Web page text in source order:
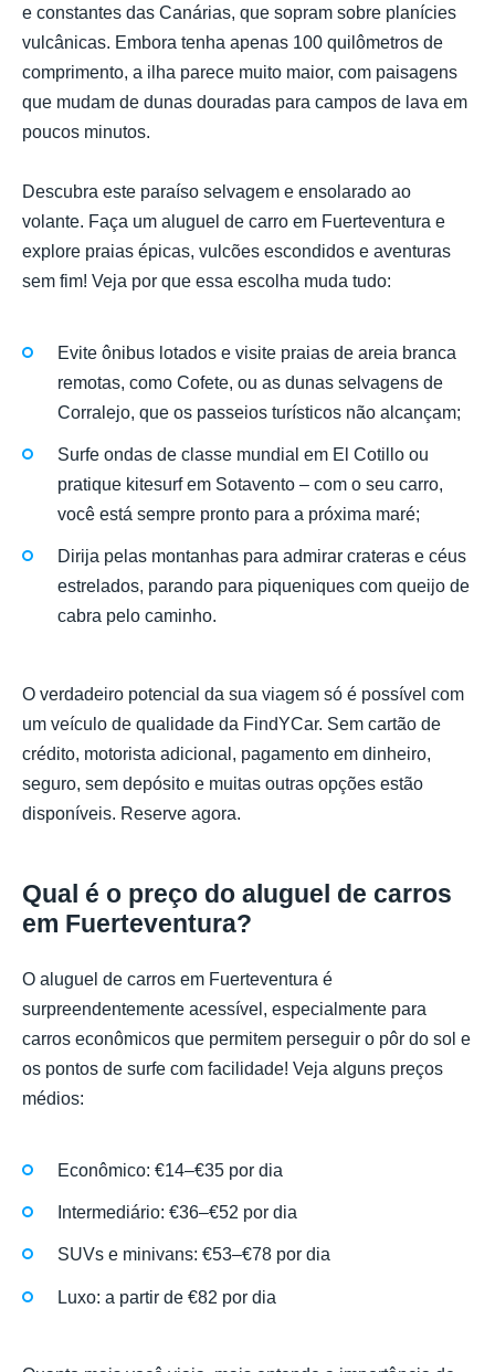
e constantes das Canárias, que sopram sobre planícies
vulcânicas. Embora tenha apenas 100 quilômetros de
comprimento, a ilha parece muito maior, com paisagens
que mudam de dunas douradas para campos de lava em
poucos minutos.
Descubra este paraíso selvagem e ensolarado ao
volante. Faça um aluguel de carro em Fuerteventura e
explore praias épicas, vulcões escondidos e aventuras
sem fim! Veja por que essa escolha muda tudo:
Evite ônibus lotados e visite praias de areia branca
remotas, como Cofete, ou as dunas selvagens de
Corralejo, que os passeios turísticos não alcançam;
Surfe ondas de classe mundial em El Cotillo ou
pratique kitesurf em Sotavento – com o seu carro,
você está sempre pronto para a próxima maré;
Dirija pelas montanhas para admirar crateras e céus
estrelados, parando para piqueniques com queijo de
cabra pelo caminho.
O verdadeiro potencial da sua viagem só é possível com
um veículo de qualidade da FindYCar. Sem cartão de
crédito, motorista adicional, pagamento em dinheiro,
seguro, sem depósito e muitas outras opções estão
disponíveis. Reserve agora.
Qual é o preço do aluguel de carros
em Fuerteventura?
O aluguel de carros em Fuerteventura é
surpreendentemente acessível, especialmente para
carros econômicos que permitem perseguir o pôr do sol e
os pontos de surfe com facilidade! Veja alguns preços
médios:
Econômico: €14–€35 por dia
Intermediário: €36–€52 por dia
SUVs e minivans: €53–€78 por dia
Luxo: a partir de €82 por dia